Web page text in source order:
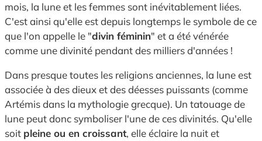
mois, la lune et les femmes sont inévitablement liées.
C'est ainsi qu'elle est depuis longtemps le symbole de ce
que l'on appelle le "divin féminin" et a été vénérée
comme une divinité pendant des milliers d'années !
Dans presque toutes les religions anciennes, la lune est
associée à des dieux et des déesses puissants (comme
Artémis dans la mythologie grecque). Un tatouage de
lune peut donc symboliser l'une de ces divinités. Qu'elle
soit pleine ou en croissant, elle éclaire la nuit et